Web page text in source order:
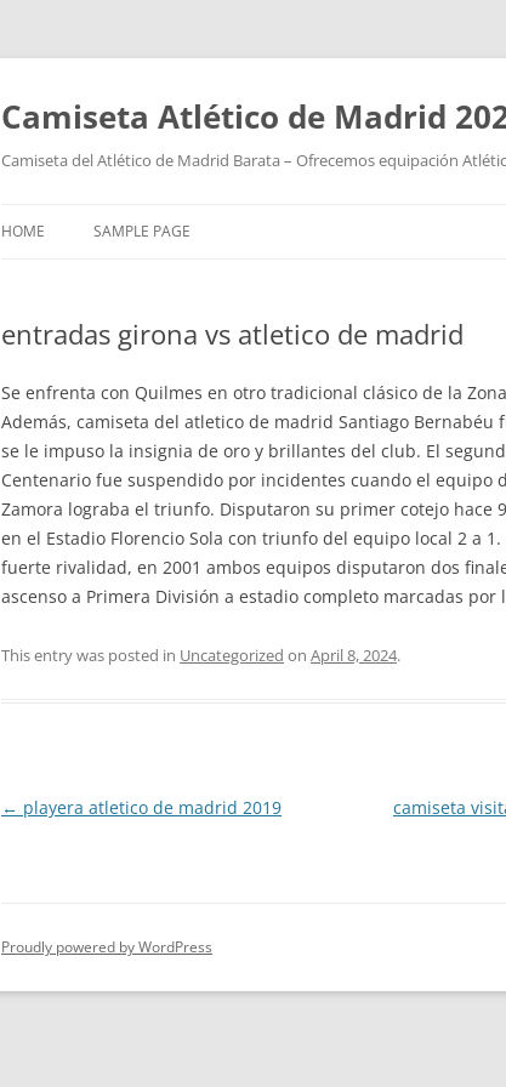
Camiseta Atlético de Madrid
Camiseta del Atlético de Madrid Barata – Ofrecemos equipación
HOME SAMPLE PAGE
entradas girona vs atletico de madrid
Se enfrenta con Quilmes en otro tradicional clásico de la
Además, camiseta del atletico de madrid Santiago Bernabéu
se le impuso la insignia de oro y brillantes del club. El
Centenario fue suspendido por incidentes cuando el equipo
Zamora lograba el triunfo. Disputaron su primer cotejo hace
en el Estadio Florencio Sola con triunfo del equipo local 2 a
fuerte rivalidad, en 2001 ambos equipos disputaron dos
ascenso a Primera División a estadio completo marcadas por
This entry was posted in Uncategorized on April 8, 2024.
Post
← playera atletico de madrid 2019 camiseta
Proudly powered by WordPress